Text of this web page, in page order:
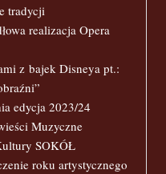
tradycji
realizacja Opera
z bajek Disneya pt.:
edycja 2023/24
Muzyczne
SOKÓŁ
roku artystycznego